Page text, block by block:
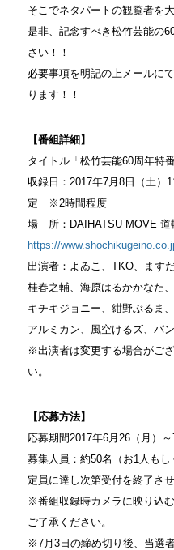
そこでネタパートの観覧者を
是非、記念すべき松竹芸能の
さい！！
必要事項を明記の上メールに
ります！！
【番組詳細】
タイトル「松竹芸能60周年特
収録日：2017年7月8日（土）
定 ※2時間程度
場 所：DAIHATSU MOVE 道
https://
出演者：よゐこ、TKO、ます
桂春之輔、海原はるかかなた
キチキジョニー、紺野ぶるま、
アルミカン、風空けるズ、パ
※出演者は変更する場合がご
い。
【応募方法】
応募期間2017年6月26（月）～
募集人員：約50名（お1人も
定員に達し次第受付を終了さ
※番組収録時カメラに映り込
ご了承ください。
※7月3日の締め切り後、当選